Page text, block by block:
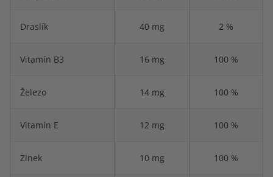
Draslík 40 mg 2 %
Vitamín B3 16 mg 100 %
Železo 14 mg 100 %
Vitamín E 12 mg 100 %
Zinek 10 mg 100 %